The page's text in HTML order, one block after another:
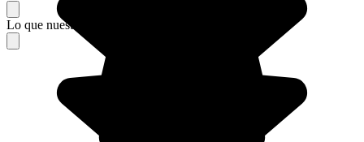
Lo que nuestros viajeros piensan de su estancia